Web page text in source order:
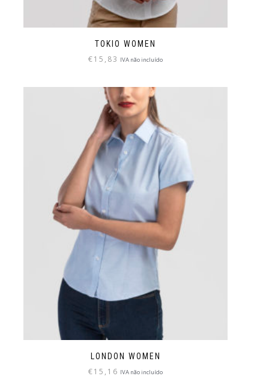
TOKIO WOMEN
€15,83 IVA não incluído
LONDON WOMEN
€15,16 IVA não incluído